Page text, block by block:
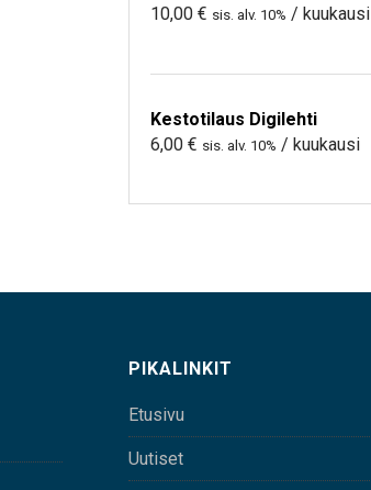
10,00 € sis. alv. 10% / kuukausi
Kestotilaus Digilehti
6,00 € sis. alv. 10% / kuukausi
PIKALINKIT
Etusivu
Uutiset